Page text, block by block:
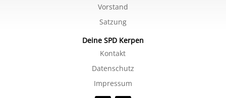
Vorstand
Satzung
Deine SPD Kerpen
Kontakt
Datenschutz
Impressum